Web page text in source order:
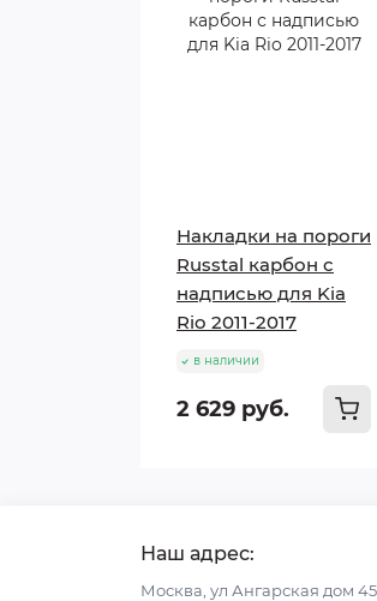
Накладки на пороги
Russtal карбон с
надписью для Kia
Rio 2011-2017
в наличии
2 629 руб.
Наш адрес:
Москва, ул Ангарская дом 45